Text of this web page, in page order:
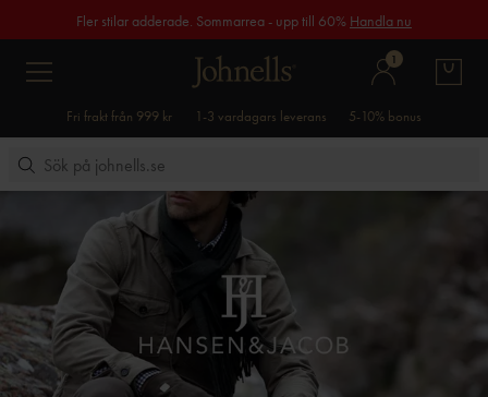
Fler stilar adderade. Sommarrea - upp till 60% Handla nu
1
Fri frakt från 999 kr 1-3 vardagars leverans 5-10% bonus